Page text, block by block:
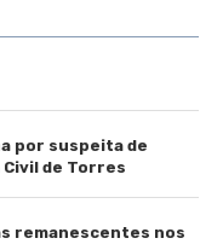
por suspeita de
de Torres
remanescentes nos